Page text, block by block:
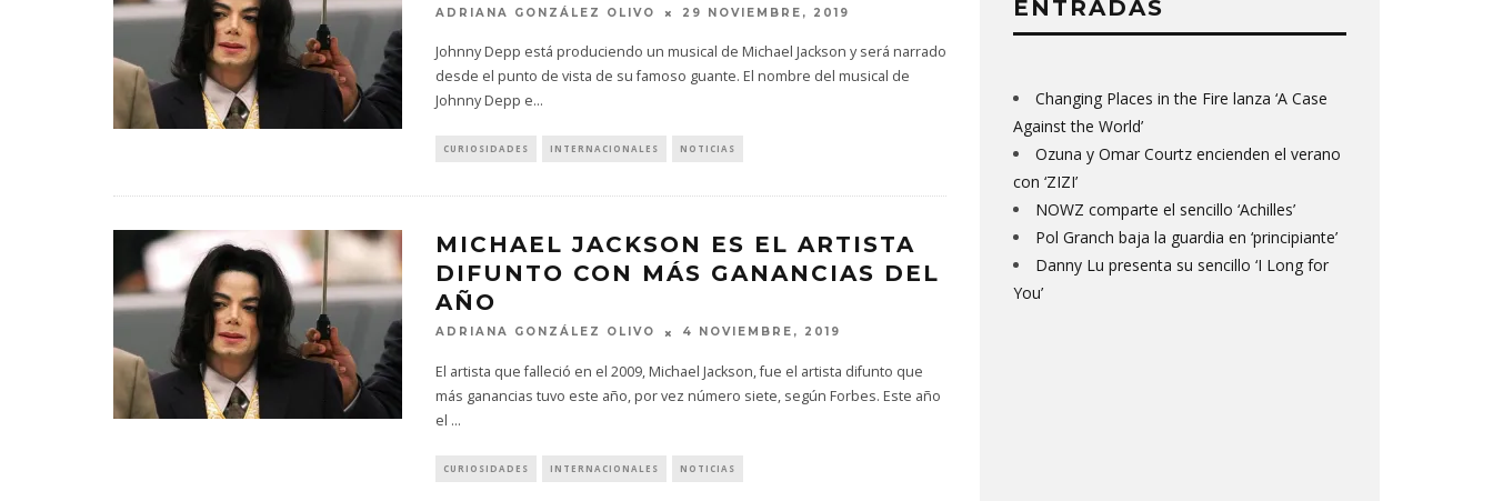
ADRIANA GONZÁLEZ OLIVO 29 NOVIEMBRE, 2019
Johnny Depp está produciendo un musical de Michael Jackson y será narrado
desde el punto de vista de su famoso guante. El nombre del musical de
Johnny Depp e...
CURIOSIDADES INTERNACIONALES NOTICIAS
MICHAEL JACKSON ES EL ARTISTA
DIFUNTO CON MÁS GANANCIAS DEL
AÑO
ADRIANA GONZÁLEZ OLIVO 4 NOVIEMBRE, 2019
El artista que falleció en el 2009, Michael Jackson, fue el artista difunto que
más ganancias tuvo este año, por vez número siete, según Forbes. Este año
el ...
CURIOSIDADES INTERNACIONALES NOTICIAS
ENTRADAS
Changing Places in the Fire lanza ‘A Case
Against the World’
Ozuna y Omar Courtz encienden el verano
con ‘ZIZI’
NOWZ comparte el sencillo ‘Achilles’
Pol Granch baja la guardia en ‘principiante’
Danny Lu presenta su sencillo ‘I Long for
You’